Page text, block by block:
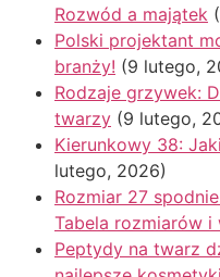
Rozwód a majątek
Polski projektant
branży! (9 lutego,
Rodzaje grzywek:
twarzy (9 lutego,
Kierunkowy 38:
lutego, 2026)
Rozmiar 27
Tabela rozmiarów i
Peptydy na twarz